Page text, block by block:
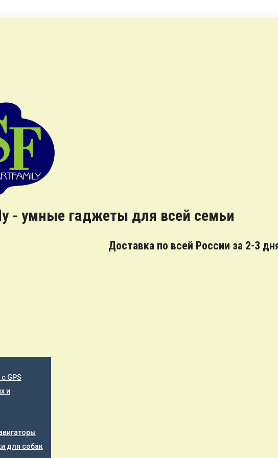
- умные гаджеты для всей семьи
Доставка по всей России за 2-3
GPS
и
для собак